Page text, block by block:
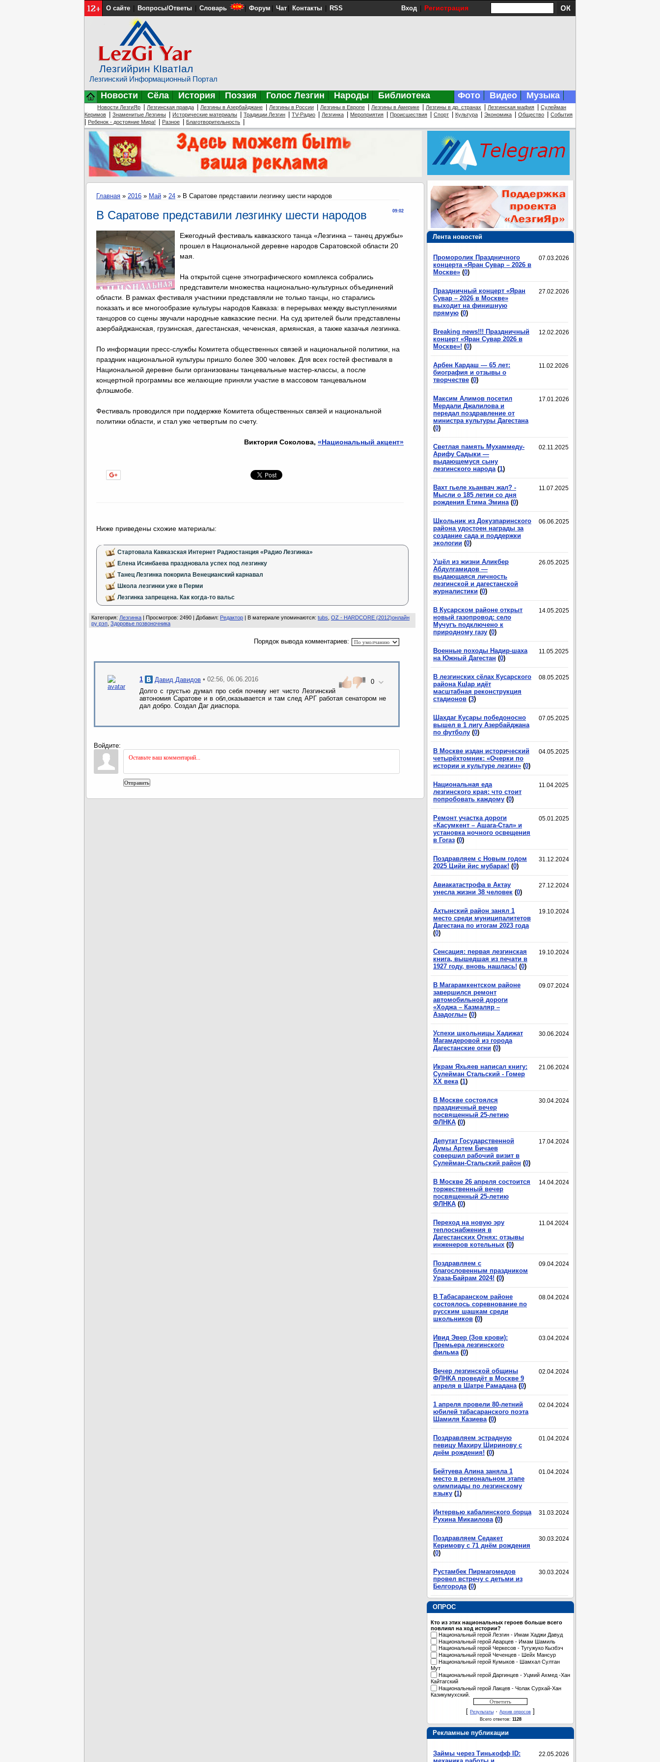
О сайте Вопросы/Ответы Словарь Форум Чат Контакты RSS Вход Регистрация
Лезгийрин КIватIал
Лезгинский Информационный Портал
Новости Сёла История Поэзия Голос Лезгин Народы Библиотека Фото Видео Музыка
Новости ЛезгиЯр Лезгинская правда Лезгины в Азербайджане Лезгины в России Лезгины в Европе Лезгины в Америке Лезгины в др. странах Лезгинская мафия
Сулейман
Керимов
Знаменитые Лезгины Исторические материалы Традиции Лезгин TV-Радио Лезгинка Мероприятия Происшествия Спорт Культура Экономика Общество События
Ребенок - достояние Мира! Разное Благотворительность
Лента новостей
07.03.2026
Проморолик Праздничного
концерта «Яран Сувар – 2026 в
Москве» (0)
27.02.2026
Праздничный концерт «Яран
Сувар – 2026 в Москве»
выходит на финишную
прямую (0)
12.02.2026
Breaking news!!! Праздничный
концерт «Яран Сувар 2026 в
Москве»! (0)
11.02.2026
Арбен Кардаш — 65 лет:
биография и отзывы о
творчестве (0)
17.01.2026
Максим Алимов посетил
Мердали Джалилова и
передал поздравление от
министра культуры Дагестана
(0)
02.11.2025
Светлая память Мухаммеду-
Арифу Садыки —
выдающемуся сыну
лезгинского народа (1)
11.07.2025
Вахт гьеле хьанвач жал? -
Мысли о 185 летии со дня
рождения Етима Эмина (0)
06.06.2025
Школьник из Докузпаринского
района удостоен награды за
создание сада и поддержки
экологии (0)
26.05.2025
Ушёл из жизни Аликбер
Абдулгамидов —
выдающаяся личность
лезгинской и дагестанской
журналистики (0)
14.05.2025
В Кусарском районе открыт
новый газопровод: село
Мучугъ подключено к
природному газу (0)
11.05.2025
Военные походы Надир-шаха
на Южный Дагестан (0)
08.05.2025
В лезгинских сёлах Кусарского
района КцIар идёт
масштабная реконструкция
стадионов (3)
07.05.2025
Шахдаг Кусары победоносно
вышел в 1 лигу Азербайджана
по футболу (0)
04.05.2025
В Москве издан исторический
четырёхтомник: «Очерки по
истории и культуре лезгин» (0)
11.04.2025
Национальная еда
лезгинского края: что стоит
попробовать каждому (0)
05.01.2025
Ремонт участка дороги
«Касумкент – Ашага-Стал» и
установка ночного освещения
в Гогаз (0)
31.12.2024
Поздравляем с Новым годом
2025 Цийи йис мубарак! (0)
27.12.2024
Авиакатастрофа в Актау
унесла жизни 38 человек (0)
19.10.2024
Ахтынский район занял 1
место среди муниципалитетов
Дагестана по итогам 2023 года
(0)
19.10.2024
Сенсация: первая лезгинская
книга, вышедшая из печати в
1927 году, вновь нашлась! (0)
09.07.2024
В Магарамкентском районе
завершился ремонт
автомобильной дороги
«Ходжа – Казмаляр –
Азадоглы» (0)
30.06.2024
Успехи школьницы Хадижат
Магамдеровой из города
Дагестанские огни (0)
21.06.2024
Икрам Яхьяев написал книгу:
Сулейман Стальский - Гомер
XX века (1)
30.04.2024
В Москве состоялся
праздничный вечер
посвященный 25-летию
ФЛНКА (0)
17.04.2024
Депутат Государственной
Думы Артем Бичаев
совершил рабочий визит в
Сулейман-Стальский район (0)
14.04.2024
В Москве 26 апреля состоится
торжественный вечер
посвященный 25-летию
ФЛНКА (0)
11.04.2024
Переход на новую эру
теплоснабжения в
Дагестанских Огнях: отзывы
инженеров котельных (0)
09.04.2024
Поздравляем с
благословенным праздником
Ураза-Байрам 2024! (0)
08.04.2024
В Табасаранском районе
состоялось соревнование по
русским шашкам среди
школьников (0)
03.04.2024
Ивид Эвер (Зов крови):
Премьера лезгинского
фильма (0)
02.04.2024
Вечер лезгинской общины
ФЛНКА проведёт в Москве 9
апреля в Шатре Рамадана (0)
02.04.2024
1 апреля провели 80-летний
юбилей табасаранского поэта
Шамиля Казиева (0)
01.04.2024
Поздравляем эстрадную
певицу Махиру Ширинову с
днём рождения! (0)
01.04.2024
Бейтуева Алина заняла 1
место в региональном этапе
олимпиады по лезгинскому
языку (1)
31.03.2024
Интервью кабалинского борца
Рухина Микаилова (0)
30.03.2024
Поздравляем Седакет
Керимову с 71 днём рождения
(0)
30.03.2024
Рустамбек Пирмагомедов
провел встречу с детьми из
Белгорода (0)
ОПРОС
Кто из этих национальных героев больше всего
повлиял на ход истории?
Национальный герой Лезгин - Имам Хаджи Давуд
Национальный герой Аварцев - Имам Шамиль
Национальный герой Черкесов - Тугужуко Кызбэч
Национальный герой Чеченцев - Шейх Мансур
Национальный герой Кумыков - Шамхал Султан
Мут
Национальный герой Даргинцев - Уцмий Ахмед -Хан
Кайтагский
Национальный герой Лакцев - Чолак Сурхай-Хан
Казикумухский.
[ Результаты · Архив опросов ]
Всего ответов: 1128
Рекламные публикации
22.05.2026
Займы через Тинькофф ID:
Главная » 2016 » Май » 24 » В Саратове представили лезгинку шести народов
09:02
В Саратове представили лезгинку шести народов
Ежегодный фестиваль кавказского танца «Лезгинка – танец дружбы»
прошел в Национальной деревне народов Саратовской области 20
мая.
На открытой сцене этнографического комплекса собрались
представители множества национально-культурных объединений
области. В рамках фестиваля участники представляли не только танцы, но старались
показать и все многообразие культуры народов Кавказа: в перерывах между выступлениями
танцоров со сцены звучали народные кавказские песни. На суд зрителей были представлены
азербайджанская, грузинская, дагестанская, чеченская, армянская, а также казачья лезгинка.
По информации пресс-службы Комитета общественных связей и национальной политики, на
праздник национальной культуры пришло более 300 человек. Для всех гостей фестиваля в
Национальной деревне были организованы танцевальные мастер-классы, а после
концертной программы все желающие приняли участие в массовом танцевальном
флэшмобе.
Фестиваль проводился при поддержке Комитета общественных связей и национальной
политики области, и стал уже четвертым по счету.
Виктория Соколова,«Национальный акцент»
Ниже приведены схожие материалы:
Стартовала Кавказская Интернет Радиостанция «Радио Лезгинка»
Елена Исинбаева праздновала успех под лезгинку
Танец Лезгинка покорила Венецианский карнавал
Школа лезгинки уже в Перми
Лезгинка запрещена. Как когда-то вальс
Категория: Лезгинка | Просмотров: 2490 | Добавил: Редактор | В материале упоминаются: tubs OZ - HARDCORE (2012)онлайн
ру рэп Здоровье позвоночника
Порядок вывода комментариев:
0
1 Давид Давидов • 02:56, 06.06.2016
Долго с грустью думал про себя почему нет чисто Лезгинский
автономия Саратове и в обл,оказывается и там след АРГ работая сенатором не
дал добро. Создал Даг диаспора.
Войдите:
Отправить